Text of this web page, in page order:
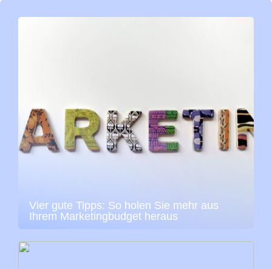
Vier gute Tipps: So holen Sie mehr aus
Ihrem Marketingbudget heraus